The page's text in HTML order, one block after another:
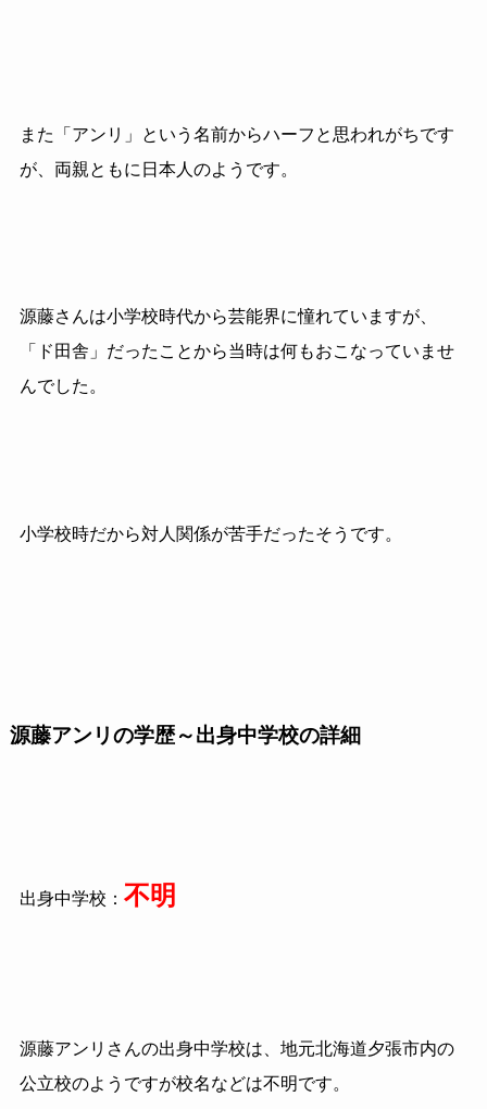
また「アンリ」という名前からハーフと思われがちです
が、両親ともに日本人のようです。
源藤さんは小学校時代から芸能界に憧れていますが、
「ド田舎」だったことから当時は何もおこなっていませ
んでした。
小学校時だから対人関係が苦手だったそうです。
源藤アンリの学歴～出身中学校の詳細
出身中学校： 不明
源藤アンリさんの出身中学校は、地元北海道夕張市内の
公立校のようですが校名などは不明です。